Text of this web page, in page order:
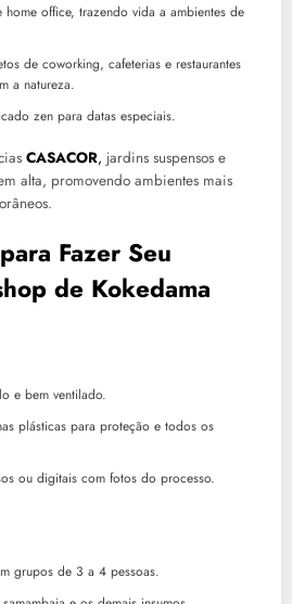
office, trazendo vida a ambientes de
de coworking, cafeterias e restaurantes
a natureza.
zen para datas especiais.
CASACOR, jardins suspensos e
alta, promovendo ambientes mais
Fazer Seu
de Kokedama
e bem ventilado.
plásticas para proteção e todos os
ou digitais com fotos do processo.
grupos de 3 a 4 pessoas.